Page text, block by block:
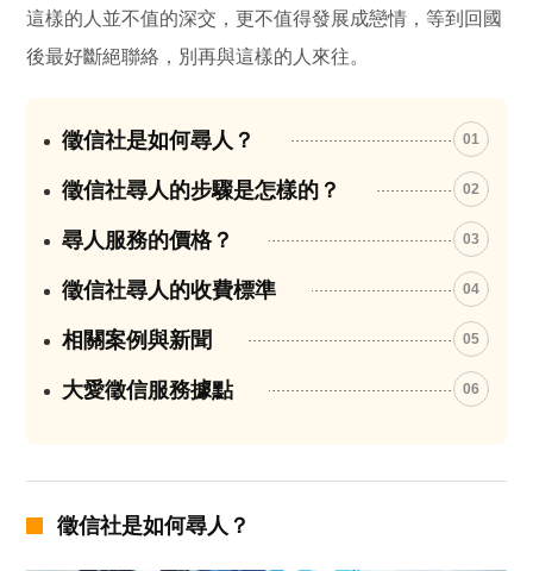
這樣的人並不值的深交，更不值得發展成戀情，等到回國
後最好斷絕聯絡，別再與這樣的人來往。
徵信社是如何尋人？ 01
徵信社尋人的步驟是怎樣的？ 02
尋人服務的價格？ 03
徵信社尋人的收費標準 04
相關案例與新聞 05
大愛徵信服務據點 06
徵信社是如何尋人？